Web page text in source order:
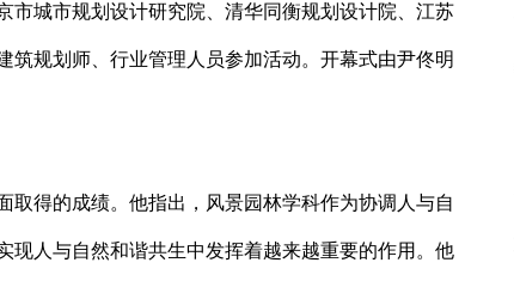
市城市规划设计研究院、清华同衡规划设计院、江苏
筑规划师、行业管理人员参加活动。开幕式由尹佟明
得的成绩。他指出，风景园林学科作为协调人与自
现人与自然和谐共生中发挥着越来越重要的作用。他